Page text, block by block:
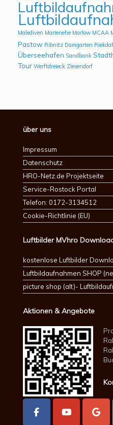
Malediven Marienehe Marlow MCAA
Pastow Ribnitz Damgarten
Überseehafen Sandbank
Tour Werftdreieck Ziesendorf
über uns
Impressum
Datenschutz
HRO-Netz.de Projektseite
Service-Rostock Portal
Telefon: 0172-3134512
Cookie-Richtlinie (EU)
Luftbilder MVhro
kostenlose Luftbilder
Luftbildaufnahmen SHOP
picture shop (alt)-
Aktionen & Angebote